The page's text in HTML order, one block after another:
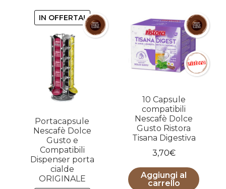
IN OFFERTA!
Portacapsule
Nescafè Dolce
Gusto e
Compatibili
Dispenser porta
cialde
ORIGINALE
10 Capsule
compatibili
Nescafè Dolce
Gusto Ristora
Tisana Digestiva
3,70€
Aggiungi al
carrello